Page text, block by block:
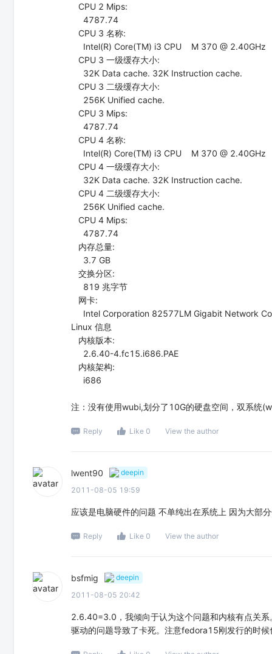
CPU 2 Mips:
4787.74
CPU 3 名称:
Intel(R) Core(TM) i3 CPU M 370 @ 2.40GHz
CPU 3 一级缓存大小:
32K Data cache. 32K Instruction cache.
CPU 3 二级缓存大小:
256K Unified cache.
CPU 3 Mips:
4787.74
CPU 4 名称:
Intel(R) Core(TM) i3 CPU M 370 @ 2.40GHz
CPU 4 一级缓存大小:
32K Data cache. 32K Instruction cache.
CPU 4 二级缓存大小:
256K Unified cache.
CPU 4 Mips:
4787.74
内存总量:
3.7 GB
交换分区:
819 兆字节
网卡:
Intel Corporation 82577LM Gigabit Network
Linux 信息
内核版本:
2.6.40-4.fc15.i686.PAE
内核架构:
i686
注：没有使用wubi,划分了10G的硬盘空间，双系统
Reply Like 0 View the author
lwent90
deepin
2011-08-05 19:59
应该是电脑硬件的问题 不单纯出在系统上 因为大部
Reply Like 0 View the author
bsfmig
deepin
2011-08-05 20:42
2.6.40=3.0，我倾向于认为这个问题和内核有点关
驱动的问题导致了卡死。注意fedora15刚发行的时